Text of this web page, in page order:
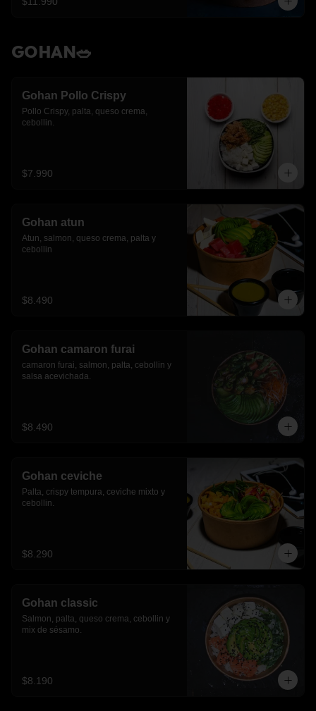
GOHAN🥗
Gohan Pollo Crispy
Pollo Crispy, palta, queso crema,
cebollin.
$7.990
Gohan atun
Atun, salmon, queso crema, palta y
cebollin
$8.490
Gohan camaron furai
camaron furai, salmon, palta, cebollin y
salsa acevichada.
$8.490
Gohan ceviche
Palta, crispy tempura, ceviche mixto y
cebollin.
$8.290
Gohan classic
Salmon, palta, queso crema, cebollin y
mix de sésamo.
$8.190